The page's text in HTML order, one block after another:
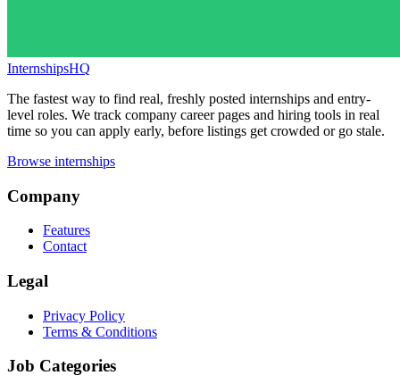
InternshipsHQ
The fastest way to find real, freshly posted internships and entry-
level roles. We track company career pages and hiring tools in real
time so you can apply early, before listings get crowded or go stale.
Browse internships
Company
Features
Contact
Legal
Privacy Policy
Terms & Conditions
Job Categories